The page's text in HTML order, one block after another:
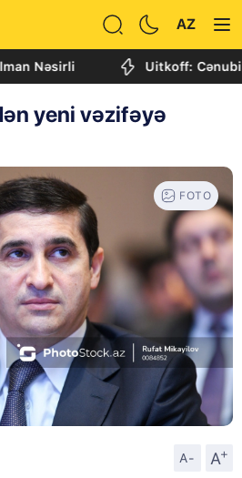
AZ
Uitkoff: Cənubi
yeni vəzifəyə
FOTO
A- A
+